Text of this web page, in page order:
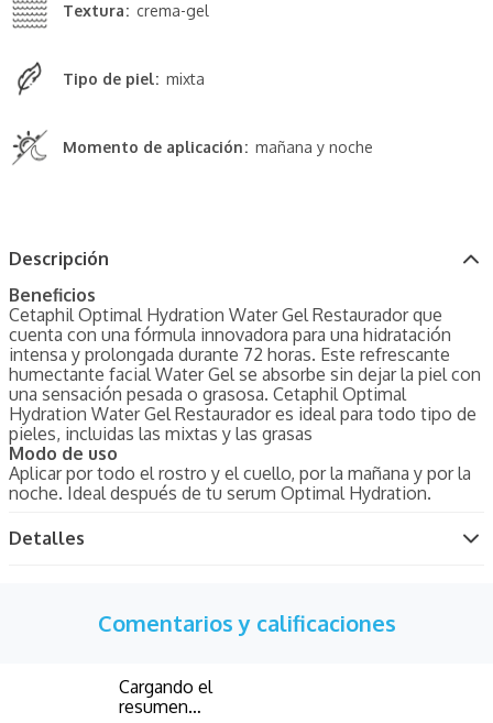
Tipo de piel mixta
Textura crema-gel
Momento de aplicación mañana y noche
Descripción
Beneficios
Cetaphil Optimal Hydration Water Gel Restaurador que
cuenta con una fórmula innovadora para una hidratación
intensa y prolongada durante 72 horas. Este refrescante
humectante facial Water Gel se absorbe sin dejar la piel con
una sensación pesada o grasosa. Cetaphil Optimal
Hydration Water Gel Restaurador es ideal para todo tipo de
pieles, incluidas las mixtas y las grasas
Modo de uso
Aplicar por todo el rostro y el cuello, por la mañana y por la
noche. Ideal después de tu serum Optimal Hydration.
Detalles
Comentarios y calificaciones
Cargando el
resumen…